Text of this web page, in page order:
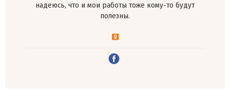
надеюсь, что и мои работы тоже кому-то будут
полезны.